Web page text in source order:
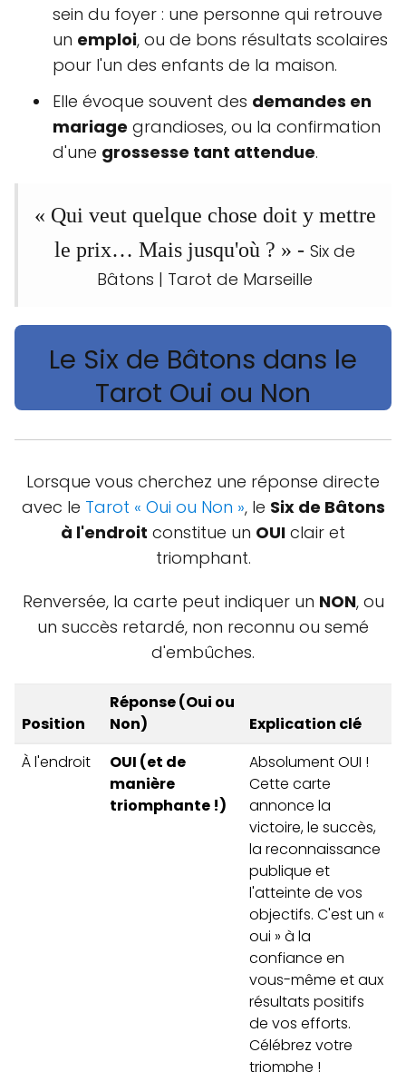
sein du foyer : une personne qui retrouve
un emploi, ou de bons résultats scolaires
pour l'un des enfants de la maison.
Elle évoque souvent des demandes en
mariage grandioses, ou la confirmation
d'une grossesse tant attendue.
« Qui veut quelque chose doit y mettre
le prix… Mais jusqu'où ? » - Six de
Bâtons | Tarot de Marseille
Le Six de Bâtons dans le
Tarot Oui ou Non
Lorsque vous cherchez une réponse directe
avec le Tarot « Oui ou Non », le Six de Bâtons
à l'endroit constitue un OUI clair et
triomphant.
Renversée, la carte peut indiquer un NON, ou
un succès retardé, non reconnu ou semé
d'embûches.
Position
Réponse (Oui ou
Non)
Explication clé
À l'endroit
OUI (et de
manière
triomphante !)
Absolument OUI !
Cette carte
annonce la
victoire, le succès,
la reconnaissance
publique et
l'atteinte de vos
objectifs. C'est un «
oui » à la
confiance en
vous-même et aux
résultats positifs
de vos efforts.
Célébrez votre
triomphe !